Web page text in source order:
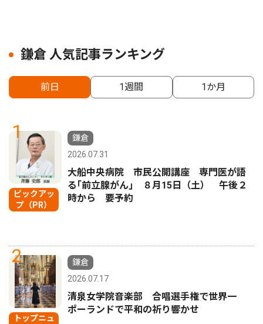
鎌倉 人気記事ランキング
前日 1週間 1か月
1
ピックアッ
プ（PR）
鎌倉
2026.07.31
大船中央病院 市民公開講座 専門医が語
る｢前立腺がん｣ ８月15日（土） 午後２
時から 要予約
2
トップニュ
鎌倉
2026.07.17
清泉女学院音楽部 合唱選手権で世界一
ポーランドで平和の祈り響かせ